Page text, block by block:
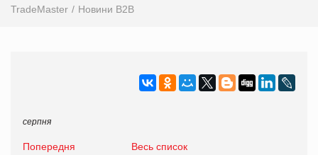
TradeMaster Новини B2B
серпня
Попередня Весь список